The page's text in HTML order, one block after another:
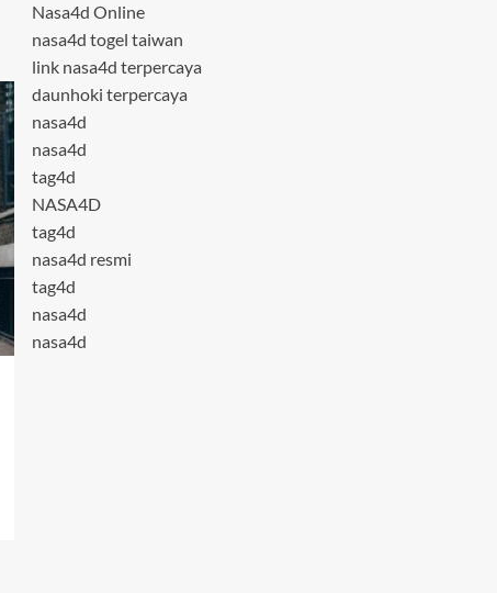
Nasa4d Online
nasa4d togel taiwan
link nasa4d terpercaya
daunhoki terpercaya
nasa4d
nasa4d
tag4d
NASA4D
tag4d
nasa4d resmi
tag4d
nasa4d
nasa4d